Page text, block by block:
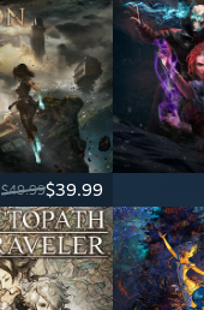
$49.99$39.99